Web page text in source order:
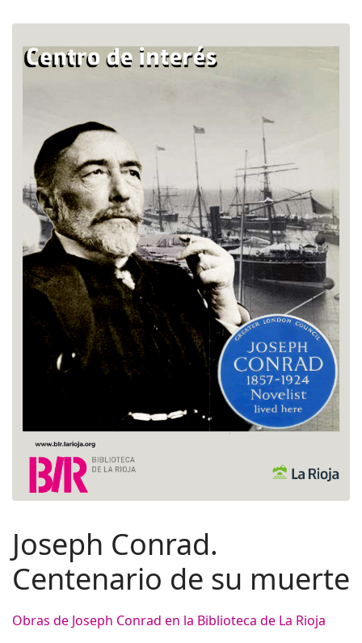
Joseph Conrad.
Centenario de su muerte
Obras de Joseph Conrad en la Biblioteca de La Rioja